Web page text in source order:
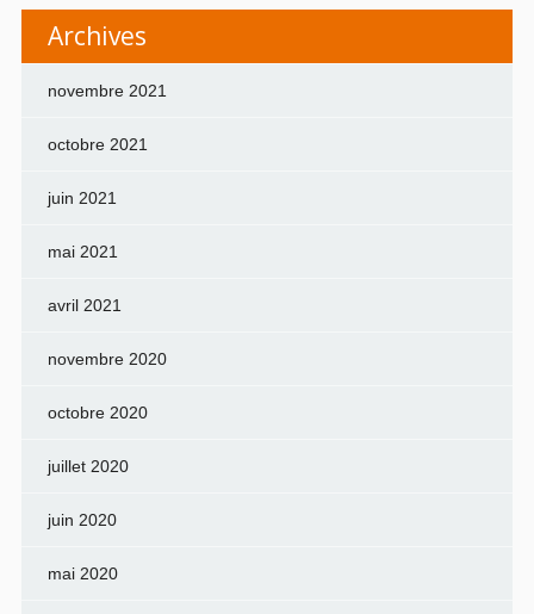
Archives
novembre 2021
octobre 2021
juin 2021
mai 2021
avril 2021
novembre 2020
octobre 2020
juillet 2020
juin 2020
mai 2020